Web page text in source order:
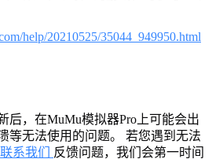
help/20210525/35044_949950.html
后，在MuMu模拟器Pro上可能会出
等无法使用的问题。 若您遇到无法
联系我们
反馈问题，我们会第一时间